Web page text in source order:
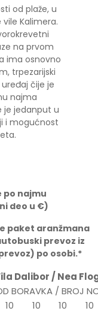
od plaže, u
vile Kalimera.
na prvom
ima osnovno
trpezarijski
čije je
najma
je jedanput u
i mogućnost
po najmu
deo u €)
paket aranžmana
prevoz iz
po osobi.*
Dalibor / Nea
BORAVKA / BROJ
10 10 10
10